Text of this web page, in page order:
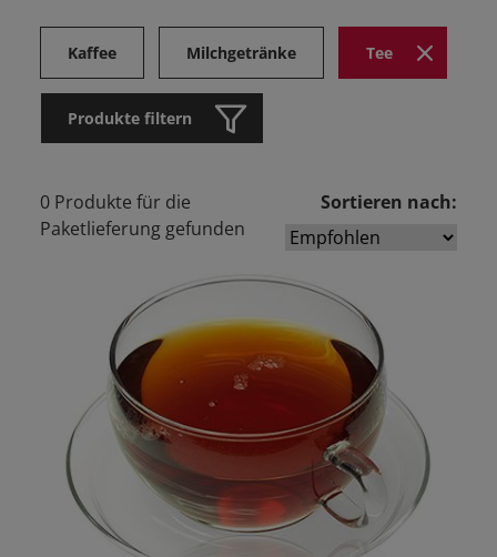
Kaffee Milchgetränke Tee
Produkte filtern
0 Produkte für die
Paketlieferung gefunden
Sortieren nach: